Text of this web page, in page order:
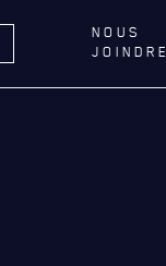
NOUS
JOINDRE